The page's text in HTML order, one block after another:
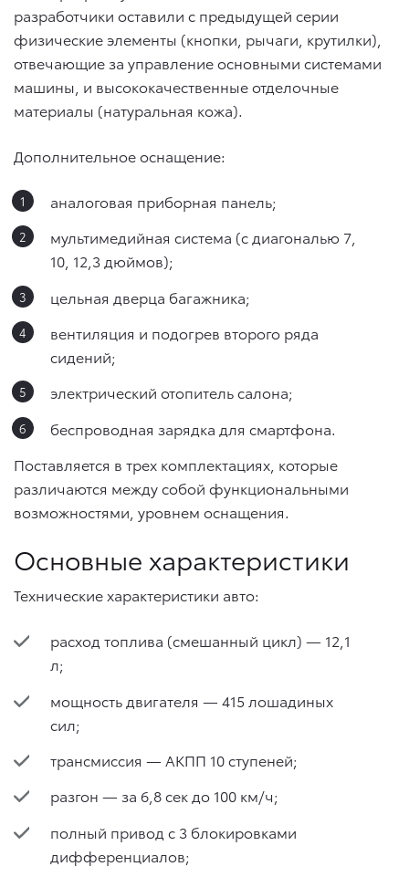
разработчики оставили с предыдущей серии
физические элементы (кнопки, рычаги, крутилки),
отвечающие за управление основными системами
машины, и высококачественные отделочные
материалы (натуральная кожа).
Дополнительное оснащение:
аналоговая приборная панель;
мультимедийная система (с диагональю 7,
10, 12,3 дюймов);
цельная дверца багажника;
вентиляция и подогрев второго ряда
сидений;
электрический отопитель салона;
беспроводная зарядка для смартфона.
Поставляется в трех комплектациях, которые
различаются между собой функциональными
возможностями, уровнем оснащения.
Основные характеристики
Технические характеристики авто:
расход топлива (смешанный цикл) — 12,1
л;
мощность двигателя — 415 лошадиных
сил;
трансмиссия — АКПП 10 ступеней;
разгон — за 6,8 сек до 100 км/ч;
полный привод с 3 блокировками
дифференциалов;